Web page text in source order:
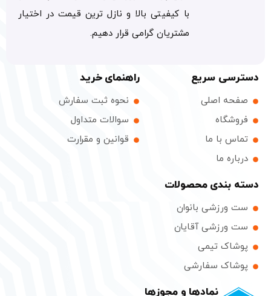
با کیفیتی بالا و نازل ترین قیمت در اختیار
مشتریان گرامی قرار دهیم.
دسترسی سریع
صفحه اصلی
فروشگاه
تماس با ما
درباره ما
راهنمای خرید
نحوه ثبت سفارش
سوالات متداول
قوانین و مقرارت
دسته بندی محصولات
ست ورزشی بانوان
ست ورزشی آقایان
پوشاک تیمی
پوشاک سفارشی
نمادها و مجوزها